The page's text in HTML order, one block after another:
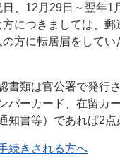
日、12月29日～翌年1
方につきましては、
の方に転居届をして
類は官公署で発行
バーカード、在留カ
知書等）であれば2点
続きされる方へ